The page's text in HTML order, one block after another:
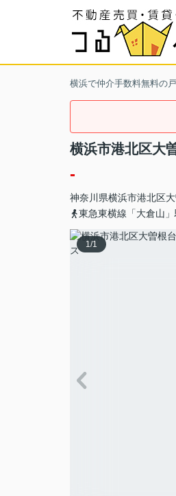
横浜で仲介手数料無料の
横浜市港北区大
-
神奈川県横浜市港北区
東急東横線「大倉山
1/1